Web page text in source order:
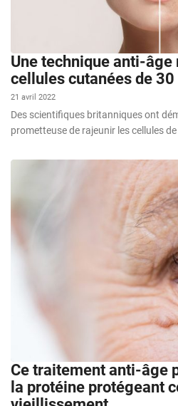
Une technique anti-âge
cellules cutanées de 30
21 avril 2022
Des scientifiques britanniques ont
prometteuse de rajeunir les cellules
Ce traitement anti-âge
la protéine protégeant